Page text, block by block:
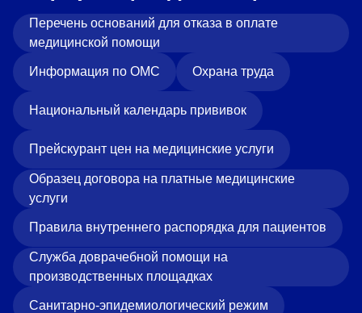
Перечень оснований для отказа в оплате
медицинской помощи
Информация по ОМС Охрана труда
Национальный календарь прививок
Прейскурант цен на медицинские услуги
Образец договора на платные медицинские
услуги
Правила внутреннего распорядка для пациентов
Служба доврачебной помощи на
производственных площадках
Санитарно-эпидемиологический режим